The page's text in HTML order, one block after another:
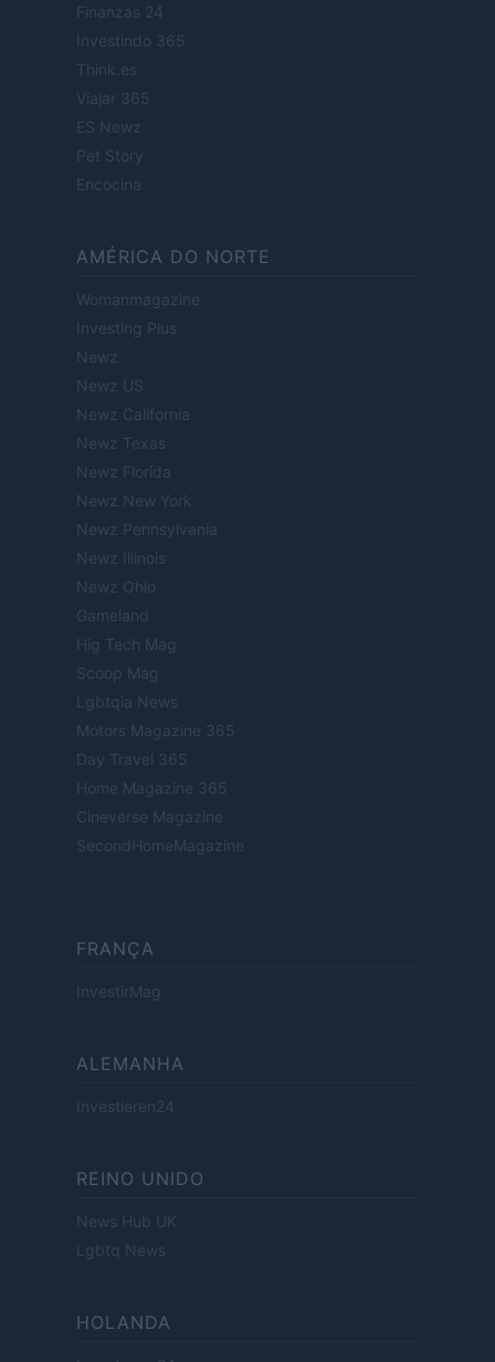
Finanzas 24
Investindo 365
Think.es
Viajar 365
ES Newz
Pet Story
Encocina
AMÉRICA DO NORTE
Womanmagazine
Investing Plus
Newz
Newz US
Newz California
Newz Texas
Newz Florida
Newz New York
Newz Pennsylvania
Newz Illinois
Newz Ohio
Gameland
Hig Tech Mag
Scoop Mag
Lgbtqia News
Motors Magazine 365
Day Travel 365
Home Magazine 365
Cineverse Magazine
SecondHomeMagazine
FRANÇA
InvestirMag
ALEMANHA
Investieren24
REINO UNIDO
News Hub UK
Lgbtq News
HOLANDA